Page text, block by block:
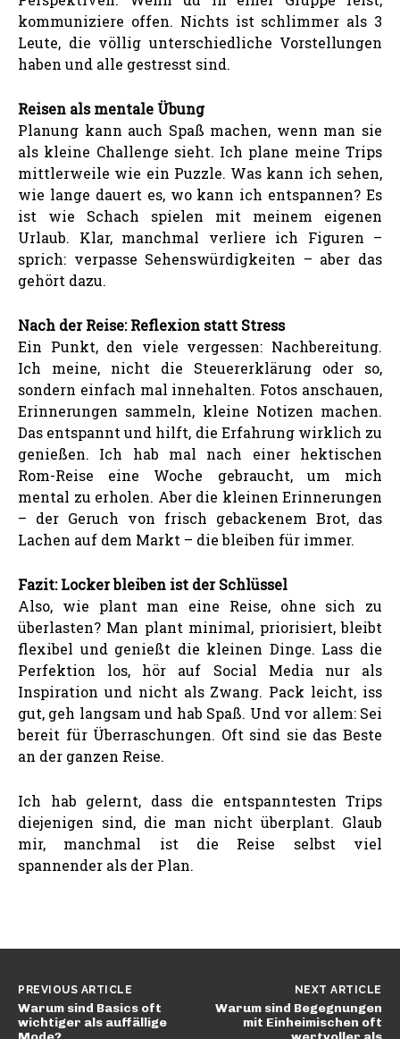
kommuniziere offen. Nichts ist schlimmer als 3
Leute, die völlig unterschiedliche Vorstellungen
haben und alle gestresst sind.
Reisen als mentale Übung
Planung kann auch Spaß machen, wenn man sie
als kleine Challenge sieht. Ich plane meine Trips
mittlerweile wie ein Puzzle. Was kann ich sehen,
wie lange dauert es, wo kann ich entspannen? Es
ist wie Schach spielen mit meinem eigenen
Urlaub. Klar, manchmal verliere ich Figuren –
sprich: verpasse Sehenswürdigkeiten – aber das
gehört dazu.
Nach der Reise: Reflexion statt Stress
Ein Punkt, den viele vergessen: Nachbereitung.
Ich meine, nicht die Steuererklärung oder so,
sondern einfach mal innehalten. Fotos anschauen,
Erinnerungen sammeln, kleine Notizen machen.
Das entspannt und hilft, die Erfahrung wirklich zu
genießen. Ich hab mal nach einer hektischen
Rom-Reise eine Woche gebraucht, um mich
mental zu erholen. Aber die kleinen Erinnerungen
– der Geruch von frisch gebackenem Brot, das
Lachen auf dem Markt – die bleiben für immer.
Fazit: Locker bleiben ist der Schlüssel
Also, wie plant man eine Reise, ohne sich zu
überlasten? Man plant minimal, priorisiert, bleibt
flexibel und genießt die kleinen Dinge. Lass die
Perfektion los, hör auf Social Media nur als
Inspiration und nicht als Zwang. Pack leicht, iss
gut, geh langsam und hab Spaß. Und vor allem: Sei
bereit für Überraschungen. Oft sind sie das Beste
an der ganzen Reise.
Ich hab gelernt, dass die entspanntesten Trips
diejenigen sind, die man nicht überplant. Glaub
mir, manchmal ist die Reise selbst viel
spannender als der Plan.
PREVIOUS ARTICLE
Warum sind Basics oft
wichtiger als auffällige
NEXT ARTICLE
Warum sind Begegnungen
mit Einheimischen oft